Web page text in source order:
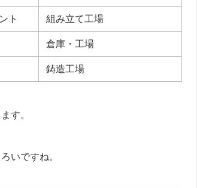
ト 組み立て工場
倉庫・工場
鋳造工場
す。
いですね。